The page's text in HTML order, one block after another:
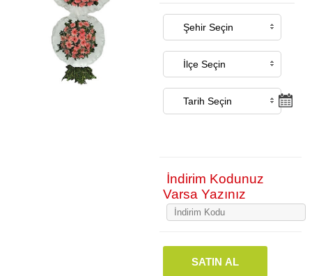
İndirim Kodunuz
Varsa Yazınız
SATIN AL